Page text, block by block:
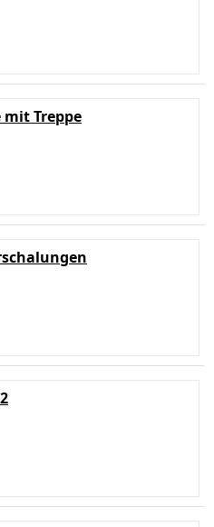
mit Treppe